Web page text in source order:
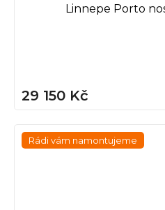
Linnepe Porto
29 150 Kč
Rádi vám namontujeme